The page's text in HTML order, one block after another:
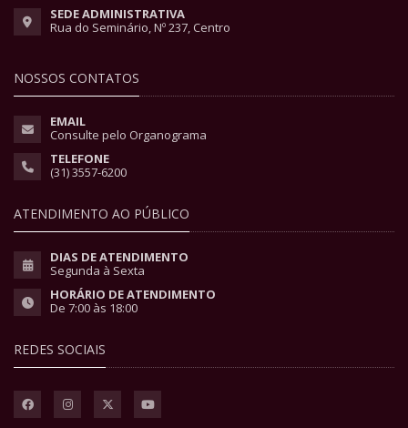
SEDE ADMINISTRATIVA
Rua do Seminário, Nº 237, Centro
NOSSOS CONTATOS
EMAIL
Consulte pelo Organograma
TELEFONE
(31) 3557-6200
ATENDIMENTO AO PÚBLICO
DIAS DE ATENDIMENTO
Segunda à Sexta
HORÁRIO DE ATENDIMENTO
De 7:00 às 18:00
REDES SOCIAIS